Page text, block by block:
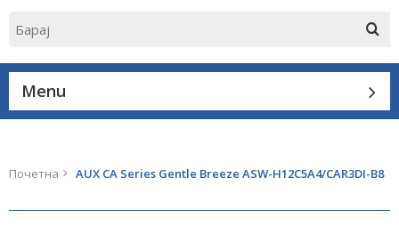
Menu
Почетна AUX CА Series Gentle Breeze ASW-H12C5A4/CAR3DI-B8